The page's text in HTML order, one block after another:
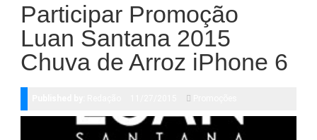
Participar Promoção
Luan Santana 2015
Chuva de Arroz iPhone 6